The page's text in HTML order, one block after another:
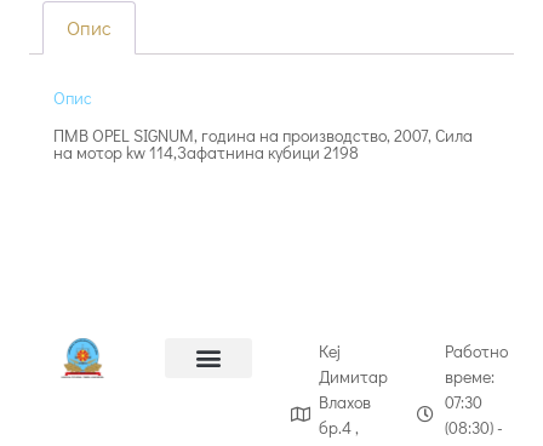
Опис
Опис
ПМВ OPEL SIGNUM, година на производство, 2007, Сила
на мотор kw 114,Зафатнина кубици 2198
Кеј
Димитар
Влахов
бр.4 ,
Работно
време:
07:30
(08:30) -